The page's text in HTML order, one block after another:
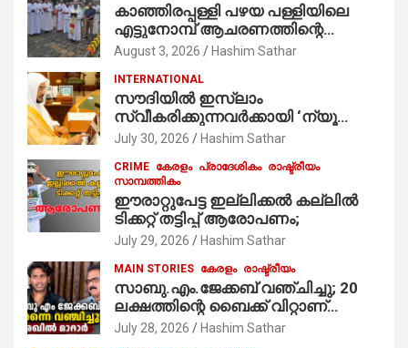
കാഞ്ഞിരപ്പള്ളി പഴയ പള്ളിയിലെ
എട്ടുനോമ്പ് ആചരണത്തിന്റെ
ഭാഗമായുള്ള പന്തലിന്റെ കാൽനാട്ട്
കുര്യൻ താമരശ്ശേരി
നിർവഹിക്കുന്നു.
August 3, 2026 Hashim Sathar
INTERNATIONAL
സൗദിയില്‍ ഇസ്‌ലാം
സ്വീകരിക്കുന്നവര്‍ക്കായി ‘ന്യൂ
മുസ്ലിം’ ഡിജിറ്റല്‍ കാര്‍ഡ് സേവനം
July 30, 2026 Hashim Sathar
CRIME കേരളം പ്രാദേശികം രാഷ്ട്രീയം
സാമ്പത്തികം
ഈരാറ്റുപേട്ട ഇല്ലിക്കൽ കല്ലിൽ
ടിക്കറ്റ് തട്ടിപ്പ് ആരോപണം;
July 29, 2026 Hashim Sathar
MAIN STORIES കേരളം രാഷ്ട്രീയം
സാബു.എം.ജേക്കബ് വഞ്ചിച്ചു; 20
ലക്ഷത്തിന്റെ ബൈക്ക് വിറ്റാണ്
തൃക്കാക്കരയില്‍ മത്സരിച്ചത്!
July 28, 2026 Hashim Sathar